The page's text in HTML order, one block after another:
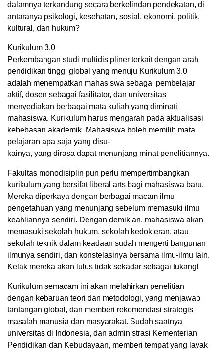
dalamnya terkandung secara berkelindan pendekatan, di
antaranya psikologi, kesehatan, sosial, ekonomi, politik,
kultural, dan hukum?
Kurikulum 3.0
Perkembangan studi multidisipliner terkait dengan arah
pendidikan tinggi global yang menuju Kurikulum 3.0
adalah menempatkan mahasiswa sebagai pembelajar
aktif, dosen sebagai fasilitator, dan universitas
menyediakan berbagai mata kuliah yang diminati
mahasiswa. Kurikulum harus mengarah pada aktualisasi
kebebasan akademik. Mahasiswa boleh memilih mata
pelajaran apa saja yang disu-
kainya, yang dirasa dapat menunjang minat penelitiannya.
Fakultas monodisiplin pun perlu mempertimbangkan
kurikulum yang bersifat liberal arts bagi mahasiswa baru.
Mereka diperkaya dengan berbagai macam ilmu
pengetahuan yang menunjang sebelum memasuki ilmu
keahliannya sendiri. Dengan demikian, mahasiswa akan
memasuki sekolah hukum, sekolah kedokteran, atau
sekolah teknik dalam keadaan sudah mengerti bangunan
ilmunya sendiri, dan konstelasinya bersama ilmu-ilmu lain.
Kelak mereka akan lulus tidak sekadar sebagai tukang!
Kurikulum semacam ini akan melahirkan penelitian
dengan kebaruan teori dan metodologi, yang menjawab
tantangan global, dan memberi rekomendasi strategis
masalah manusia dan masyarakat. Sudah saatnya
universitas di Indonesia, dan administrasi Kementerian
Pendidikan dan Kebudayaan, memberi tempat yang layak